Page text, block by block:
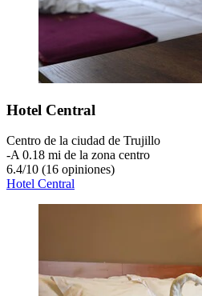
Hotel Central
Centro de la ciudad de Trujillo
‐A 0.18 mi de la zona centro
6.4/10 (16 opiniones)
Hotel Central